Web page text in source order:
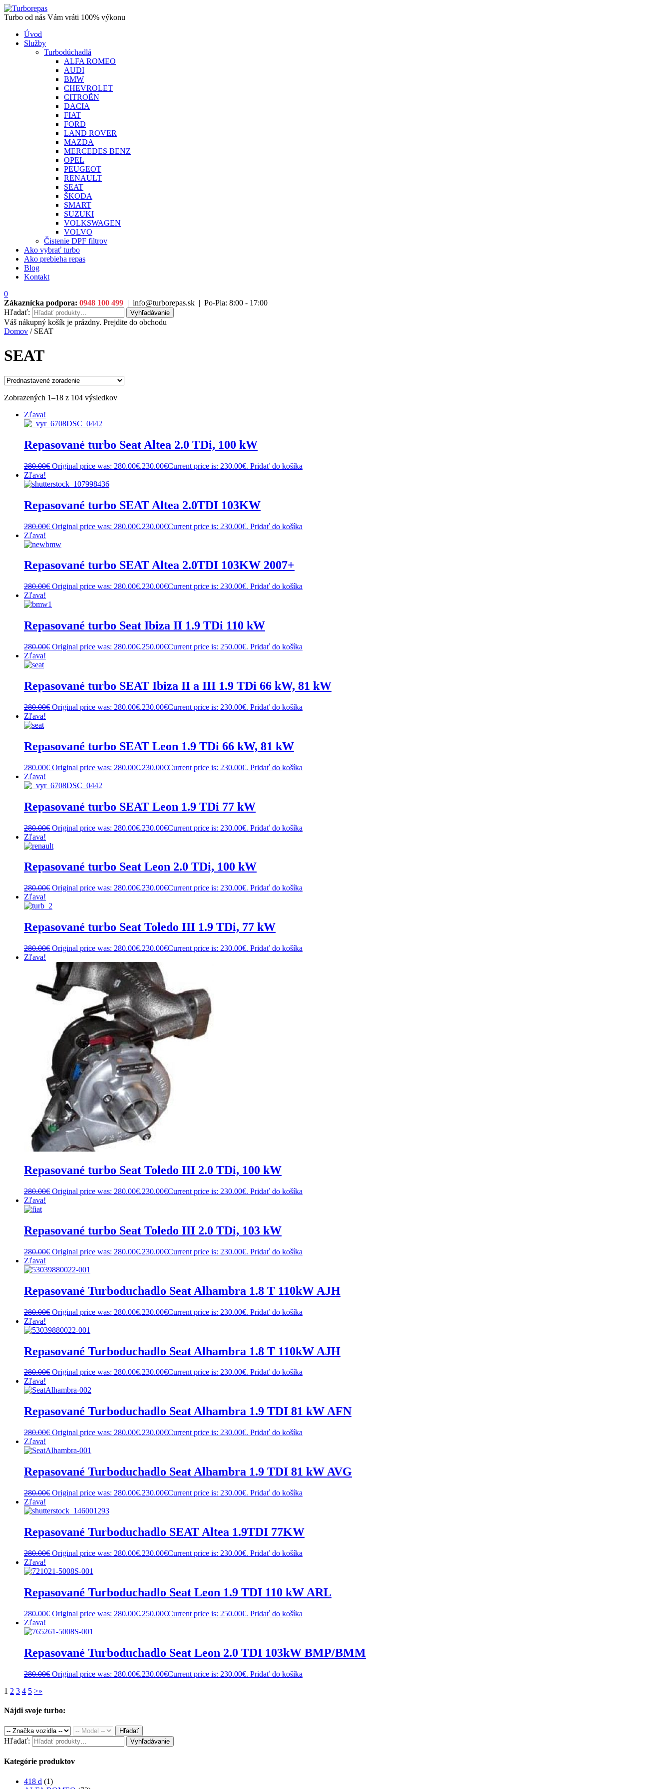
Turbo od nás Vám vráti 100% výkonu
Úvod
Služby
Turbodúchadlá
ALFA ROMEO
AUDI
BMW
CHEVROLET
CITROËN
DACIA
FIAT
FORD
LAND ROVER
MAZDA
MERCEDES BENZ
OPEL
PEUGEOT
RENAULT
SEAT
ŠKODA
SMART
SUZUKI
VOLKSWAGEN
VOLVO
Čistenie DPF filtrov
Ako vybrať turbo
Ako prebieha repas
Blog
Kontakt
0
Zákaznícka podpora: 0948 100 499 | info@turborepas.sk | Po-Pia: 8:00 - 17:00
Hľadať:
Vyhľadávanie
Váš nákupný košík je prázdny. Prejdite do obchodu
Domov / SEAT
SEAT
Zobrazených 1–18 z 104 výsledkov
Zľava!
Repasované turbo Seat Altea 2.0 TDi, 100 kW
280.00€ Original price was: 280.00€.230.00€Current price is: 230.00€. Pridať do košíka
Zľava!
Repasované turbo SEAT Altea 2.0TDI 103KW
280.00€ Original price was: 280.00€.230.00€Current price is: 230.00€. Pridať do košíka
Zľava!
Repasované turbo SEAT Altea 2.0TDI 103KW 2007+
280.00€ Original price was: 280.00€.230.00€Current price is: 230.00€. Pridať do košíka
Zľava!
Repasované turbo Seat Ibiza II 1.9 TDi 110 kW
280.00€ Original price was: 280.00€.250.00€Current price is: 250.00€. Pridať do košíka
Zľava!
Repasované turbo SEAT Ibiza II a III 1.9 TDi 66 kW, 81 kW
280.00€ Original price was: 280.00€.230.00€Current price is: 230.00€. Pridať do košíka
Zľava!
Repasované turbo SEAT Leon 1.9 TDi 66 kW, 81 kW
280.00€ Original price was: 280.00€.230.00€Current price is: 230.00€. Pridať do košíka
Zľava!
Repasované turbo SEAT Leon 1.9 TDi 77 kW
280.00€ Original price was: 280.00€.230.00€Current price is: 230.00€. Pridať do košíka
Zľava!
Repasované turbo Seat Leon 2.0 TDi, 100 kW
280.00€ Original price was: 280.00€.230.00€Current price is: 230.00€. Pridať do košíka
Zľava!
Repasované turbo Seat Toledo III 1.9 TDi, 77 kW
280.00€ Original price was: 280.00€.230.00€Current price is: 230.00€. Pridať do košíka
Zľava!
Repasované turbo Seat Toledo III 2.0 TDi, 100 kW
280.00€ Original price was: 280.00€.230.00€Current price is: 230.00€. Pridať do košíka
Zľava!
Repasované turbo Seat Toledo III 2.0 TDi, 103 kW
280.00€ Original price was: 280.00€.230.00€Current price is: 230.00€. Pridať do košíka
Zľava!
Repasované Turboduchadlo Seat Alhambra 1.8 T 110kW AJH
280.00€ Original price was: 280.00€.230.00€Current price is: 230.00€. Pridať do košíka
Zľava!
Repasované Turboduchadlo Seat Alhambra 1.8 T 110kW AJH
280.00€ Original price was: 280.00€.230.00€Current price is: 230.00€. Pridať do košíka
Zľava!
Repasované Turboduchadlo Seat Alhambra 1.9 TDI 81 kW AFN
280.00€ Original price was: 280.00€.230.00€Current price is: 230.00€. Pridať do košíka
Zľava!
Repasované Turboduchadlo Seat Alhambra 1.9 TDI 81 kW AVG
280.00€ Original price was: 280.00€.230.00€Current price is: 230.00€. Pridať do košíka
Zľava!
Repasované Turboduchadlo SEAT Altea 1.9TDI 77KW
280.00€ Original price was: 280.00€.230.00€Current price is: 230.00€. Pridať do košíka
Zľava!
Repasované Turboduchadlo Seat Leon 1.9 TDI 110 kW ARL
280.00€ Original price was: 280.00€.250.00€Current price is: 250.00€. Pridať do košíka
Zľava!
Repasované Turboduchadlo Seat Leon 2.0 TDI 103kW BMP/BMM
280.00€ Original price was: 280.00€.230.00€Current price is: 230.00€. Pridať do košíka
1 2 3 4 5 >»
Nájdi svoje turbo:
Hľadať
Hľadať: Vyhľadávanie
Kategórie produktov
418 d (1)